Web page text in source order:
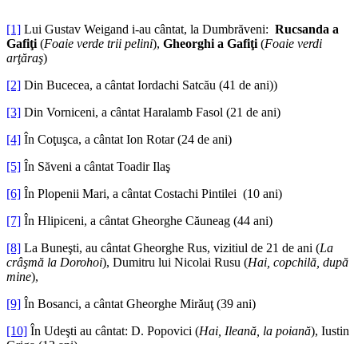
[1] Lui Gustav Weigand i-au cântat, la Dumbrăveni: Rucsanda a
Gafiţi (Foaie verde trii pelini), Gheorghi a Gafiţi (Foaie verdi
arţăraş)
[2] Din Bucecea, a cântat Iordachi Satcău (41 de ani))
[3] Din Vorniceni, a cântat Haralamb Fasol (21 de ani)
[4] În Coţuşca, a cântat Ion Rotar (24 de ani)
[5] În Săveni a cântat Toadir Ilaş
[6] În Plopenii Mari, a cântat Costachi Pintilei (10 ani)
[7] În Hlipiceni, a cântat Gheorghe Căuneag (44 ani)
[8] La Buneşti, au cântat Gheorghe Rus, vizitiul de 21 de ani (La
crâşmă la Dorohoi), Dumitru lui Nicolai Rusu (Hai, copchilă, după
mine),
[9] În Bosanci, a cântat Gheorghe Mirăuţ (39 ani)
[10] În Udeşti au cântat: D. Popovici (Hai, Ileană, la poiană), Iustin